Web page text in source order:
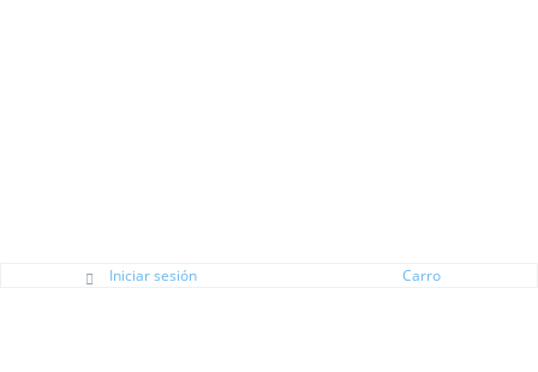
Iniciar sesión Carro